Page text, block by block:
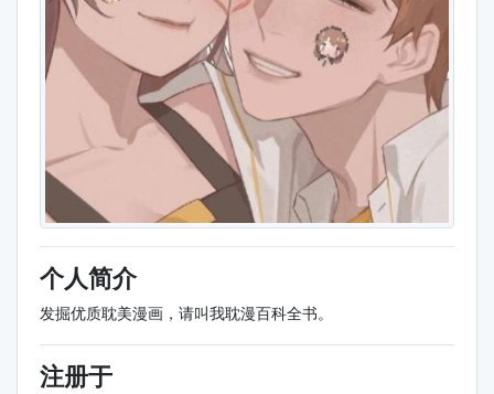
个人简介
发掘优质耽美漫画，请叫我耽漫百科全书。
注册于